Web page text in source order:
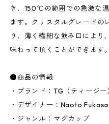
き、150℃の範囲での急激な
ます。クリスタルグレードの
り、薄く繊細な飲み口により
味わって頂くことができます。
●商品の情報
・ブランド：TG（ティージ
・デザイナー：Naoto
・ジャンル：マグカップ